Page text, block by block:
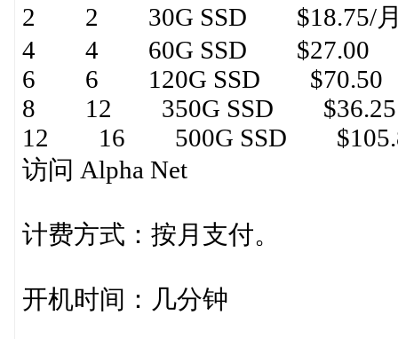
2 2 30G SSD $18.75/
4 4 60G SSD $27.00
6 6 120G SSD $70.50
8 12 350G SSD $36.25
12 16 500G SSD
访问 Alpha Net
计费方式：按月支付。
开机时间：几分钟